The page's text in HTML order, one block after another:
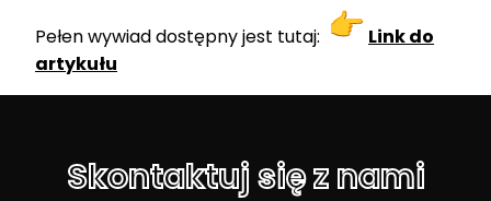
Pełen wywiad dostępny jest tutaj:
Link do
artykułu
Skontaktuj się z nami